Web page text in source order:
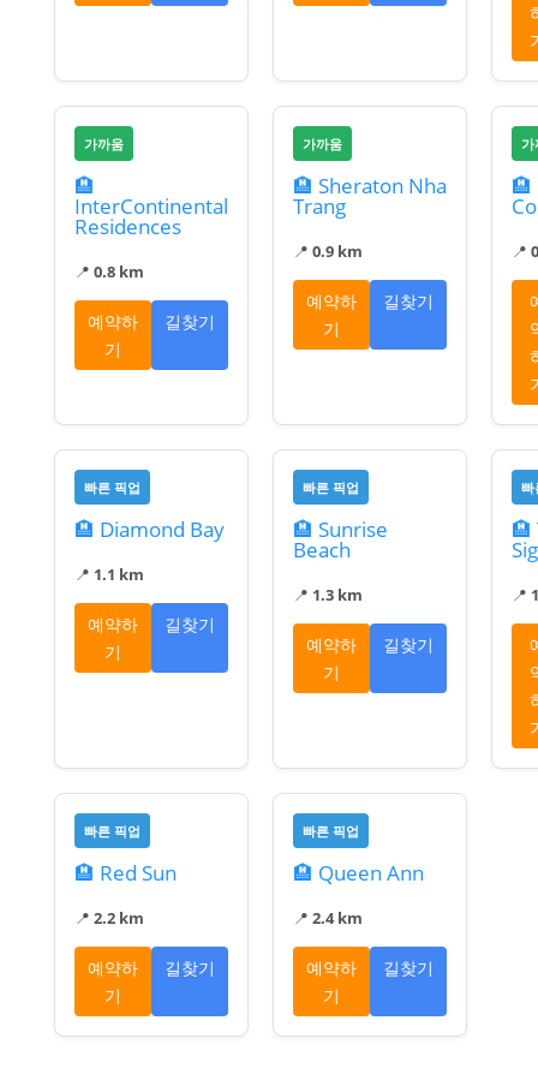
가까움
🏨
InterContinental
Residences
📍 0.8 km
예약하
기
길찾기
가까움
🏨 Sheraton Nha
Trang
📍 0.9 km
예약하
기
길찾기
가
🏨
📍
빠른 픽업
🏨 Diamond Bay
📍 1.1 km
예약하
기
길찾기
빠른 픽업
🏨 Sunrise
Beach
📍 1.3 km
예약하
기
길찾기
빠
🏨
📍
빠른 픽업
🏨 Red Sun
📍 2.2 km
예약하
기
길찾기
빠른 픽업
🏨 Queen Ann
📍 2.4 km
예약하
기
길찾기